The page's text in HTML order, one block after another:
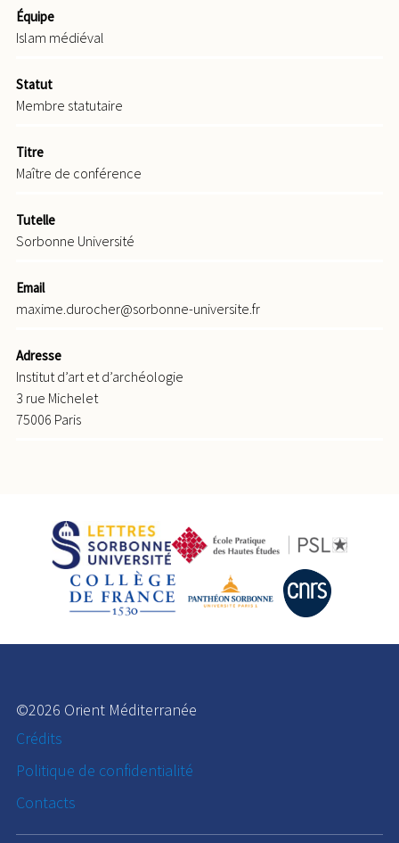
Équipe
Islam médiéval
Statut
Membre statutaire
Titre
Maître de conférence
Tutelle
Sorbonne Université
Email
maxime.durocher@sorbonne-universite.fr
Adresse
Institut d’art et d’archéologie
3 rue Michelet
75006 Paris
©2026 Orient Méditerranée
Crédits
Politique de confidentialité
Contacts